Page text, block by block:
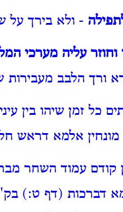
- ולא בירך
וחוזר עליה מערכי
ורך הלבב מעבירות
כל זמן שיהו בין
מונחין אלמא דראש
קודם עמוד השחר
דברכות (דף ט:)